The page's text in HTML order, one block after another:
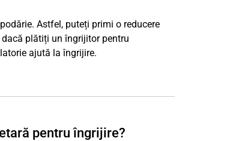
Astfel, puteți primi o reducere
plătiți un îngrijitor pentru
ajută la îngrijire.
pentru îngrijire?